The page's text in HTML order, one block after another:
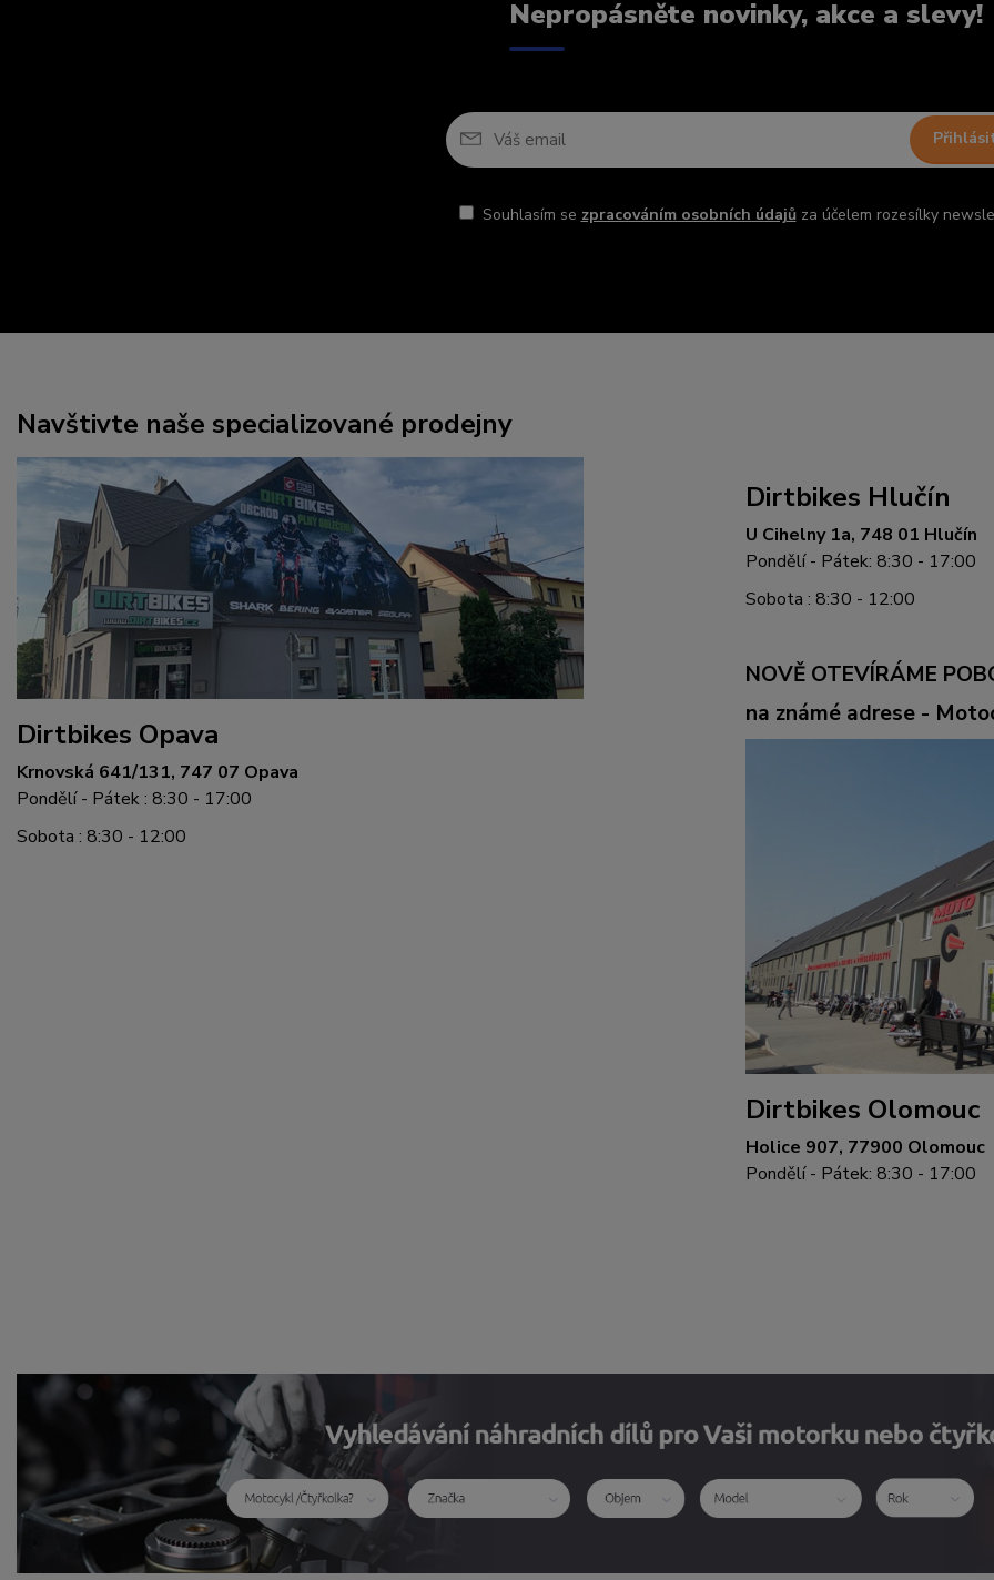
Nepropásněte novinky, akce a slevy!
Souhlasím se zpracováním osobních údajůza účelem rozesílky
Navštivte naše specializované prodejny
Dirtbikes Opava
Krnovská 641/131, 747 07 Opava
Pondělí - Pátek : 8:30 - 17:00
Sobota : 8:30 - 12:00
Dirtbikes Hlučín
U Cihelny 1a, 748 01 Hlučín
Pondělí - Pátek: 8:30 - 17:00
Sobota : 8:30 - 12:00
NOVĚ OTEVÍRÁME
na známé adrese -
Dirtbikes Olomouc
Holice 907, 77900 Olomouc
Pondělí - Pátek: 8:30 - 17:00